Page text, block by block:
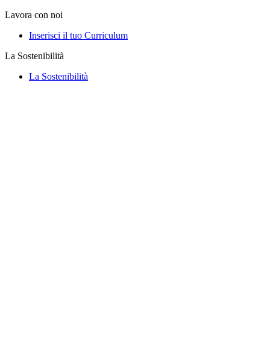
Lavora con noi
Inserisci il tuo Curriculum
La Sostenibilità
La Sostenibilità